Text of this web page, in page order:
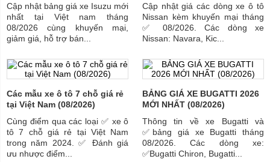
Cập nhật bảng giá xe Isuzu mới
nhất tại Việt nam tháng
08/2026 cùng khuyến mại,
giảm giá, hỗ trợ bán...
Cập nhật giá các dòng xe ô tô
Nissan kèm khuyến mại tháng
✅ 08/2026. Các dòng xe
Nissan: Navara, Kic...
Các mẫu xe ô tô 7 chỗ giá rẻ
tại Việt Nam (08/2026)
Cùng điểm qua các loại ✅ xe ô
tô 7 chỗ giá rẻ tại Việt Nam
trong năm 2024. ✅ Đánh giá
ưu nhược điểm...
BẢNG GIÁ XE BUGATTI 2026
MỚI NHẤT (08/2026)
Thông tin về xe Bugatti và
✅bảng giá xe Bugatti tháng
08/2026. Các dòng xe:
✅Bugatti Chiron, Bugatti...